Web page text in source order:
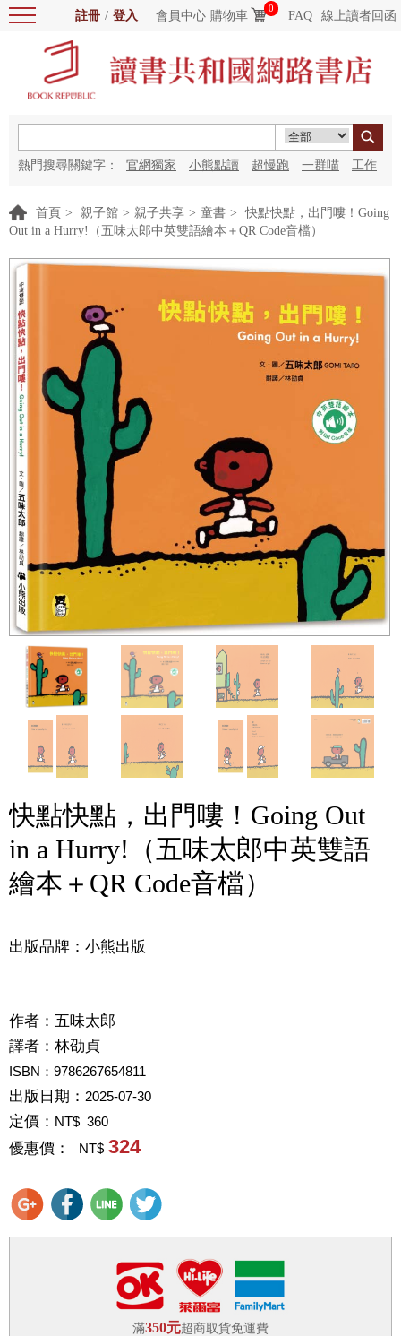
註冊 / 登入 會員中心 購物車
0
FAQ 線上讀者回函
熱門搜尋關鍵字： 官網獨家 小熊點讀 超慢跑 一群喵 工作
首頁 > 親子館 > 親子共享 > 童書 > 快點快點，出門嘍！Going
Out in a Hurry!（五味太郎中英雙語繪本＋QR Code音檔）
快點快點，出門嘍！Going Out
in a Hurry!（五味太郎中英雙語
繪本＋QR Code音檔）
出版品牌：小熊出版
作者： 五味太郎
譯者： 林劭貞
ISBN：9786267654811
出版日期： 2025-07-30
定價： NT$ 360
優惠價： NT$ 324
滿350元超商取貨免運費